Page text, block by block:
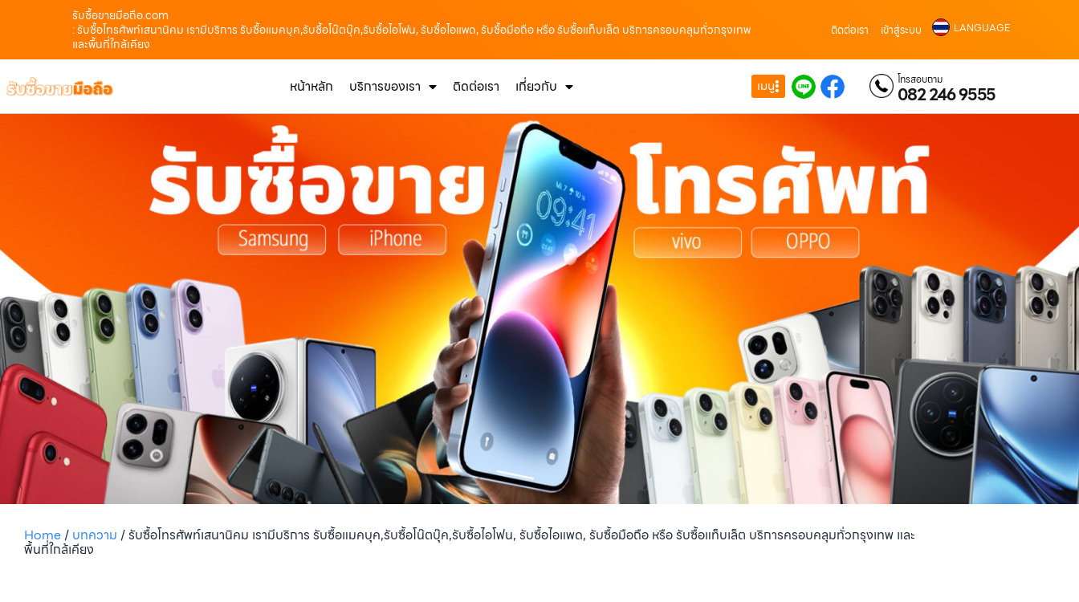
รับซื้อขายมือถือ.com
: รับซื้อโทรศัพท์เสนานิคม เรามีบริการ รับซื้อแมคบุค,รับซื้อโน๊ตบุ๊ค,รับซื้อไอโฟน, รับซื้อไอแพด, รับซื้อมือถือ หรือ รับซื้อแท็บเล็ต บริการครอบคลุมทั่วกรุงเทพ
และพื้นที่ใกล้เคียง
ติดต่อเรา เข้าสู่ระบบ LANGUAGE
หน้าหลัก บริการของเรา ติดต่อเรา เกี่ยวกับ เมนู โทรสอบถาม
082 246 9555
Home/ บทความ /รับซื้อโทรศัพท์เสนานิคม เรามีบริการ รับซื้อแมคบุค,รับซื้อโน๊ตบุ๊ค,รับซื้อไอโฟน, รับซื้อไอแพด, รับซื้อมือถือ หรือ รับซื้อแท็บเล็ต บริการครอบคลุมทั่วกรุงเทพ และ
พื้นที่ใกล้เคียง